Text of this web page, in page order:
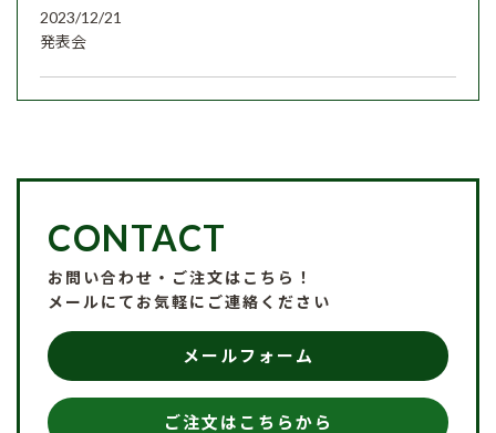
2023/12/21
発表会
CONTACT
お問い合わせ・ご注文はこちら！
メールにてお気軽にご連絡ください
メールフォーム
ご注文はこちらから